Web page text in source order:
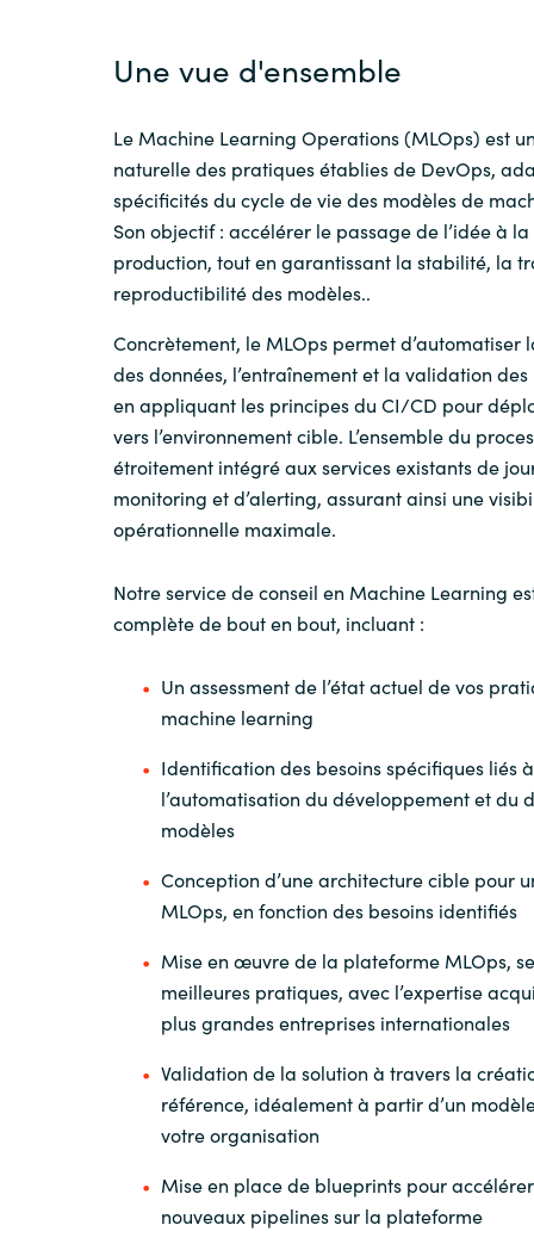
Une vue d'ensemble
Le Machine Learning Operations (MLOps) est
naturelle des pratiques établies de DevOps,
spécificités du cycle de vie des modèles de
Son objectif : accélérer le passage de l’idée à la
production, tout en garantissant la stabilité, la
reproductibilité des modèles..
Concrètement, le MLOps permet
des données, l’entraînement et la validation
en appliquant les principes du CI/CD pour
vers l’environnement cible. L’ensemble du
étroitement intégré aux services existants de
monitoring et d’alerting, assurant ainsi une
opérationnelle maximale.
Notre service de conseil en Machine Learning
complète de bout en bout, incluant :
Un assessment de l’état actuel de vos
machine learning
Identification des besoins spécifiques liés à
l’automatisation du développement et du
modèles
Conception d’une architecture cible pour
MLOps, en fonction des besoins identifiés
Mise en œuvre de la plateforme MLOps,
meilleures pratiques, avec l’expertise
plus grandes entreprises internationales
Validation de la solution à travers la
référence, idéalement à partir d’un
votre organisation
Mise en place de blueprints pour
nouveaux pipelines sur la plateforme